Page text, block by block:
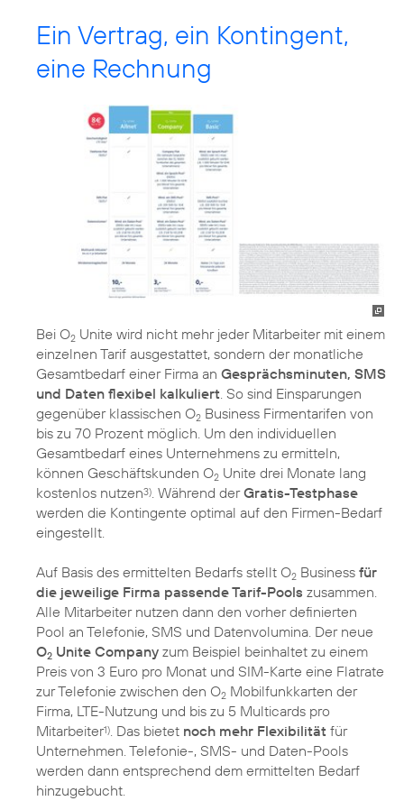
Ein Vertrag, ein Kontingent,
eine Rechnung
Bei O2 Unite wird nicht mehr jeder Mitarbeiter mit einem
einzelnen Tarif ausgestattet, sondern der monatliche
Gesamtbedarf einer Firma an Gesprächsminuten, SMS
und Daten flexibel kalkuliert. So sind Einsparungen
gegenüber klassischen O2 Business Firmentarifen von
bis zu 70 Prozent möglich. Um den individuellen
Gesamtbedarf eines Unternehmens zu ermitteln,
können Geschäftskunden O2 Unite drei Monate lang
kostenlos nutzen3). Während derGratis-Testphase
werden die Kontingente optimal auf den Firmen-Bedarf
eingestellt.
Auf Basis des ermittelten Bedarfs stellt O2 Business für
die jeweilige Firma passende Tarif-Pools zusammen.
Alle Mitarbeiter nutzen dann den vorher definierten
Pool an Telefonie, SMS und Datenvolumina. Der neue
O2 Unite Company zum Beispiel beinhaltet zu einem
Preis von 3 Euro pro Monat und SIM-Karte eine Flatrate
zur Telefonie zwischen den O2 Mobilfunkkarten der
Firma, LTE-Nutzung und bis zu 5 Multicards pro
Mitarbeiter1). Das bietet noch mehr Flexibilität für
Unternehmen. Telefonie-, SMS- und Daten-Pools
werden dann entsprechend dem ermittelten Bedarf
hinzugebucht.